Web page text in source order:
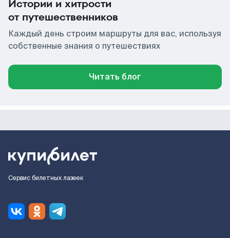
Истории и хитрости
от путешественников
Каждый день строим маршруты для вас, используя
собственные знания о путешествиях
Читать блог
Сервис билетных лазеек